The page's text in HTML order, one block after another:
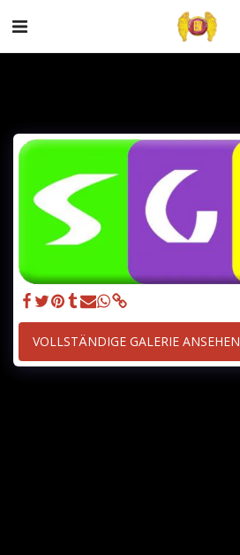
VOLLSTÄNDIGE GALERIE ANSEHEN